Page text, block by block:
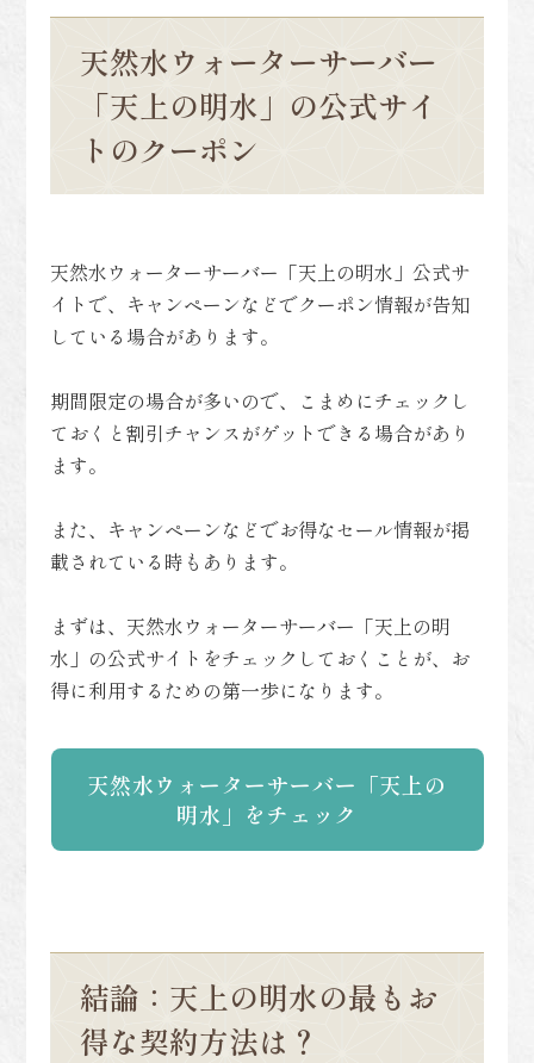
天然水ウォーターサーバー
「天上の明水」の公式サイ
トのクーポン
天然水ウォーターサーバー「天上の明水」公式サ
イトで、キャンペーンなどでクーポン情報が告知
している場合があります。
期間限定の場合が多いので、こまめにチェックし
ておくと割引チャンスがゲットできる場合があり
ます。
また、キャンペーンなどでお得なセール情報が掲
載されている時もあります。
まずは、天然水ウォーターサーバー「天上の明
水」の公式サイトをチェックしておくことが、お
得に利用するための第一歩になります。
天然水ウォーターサーバー「天上の
明水」をチェック
結論：天上の明水の最もお
得な契約方法は？